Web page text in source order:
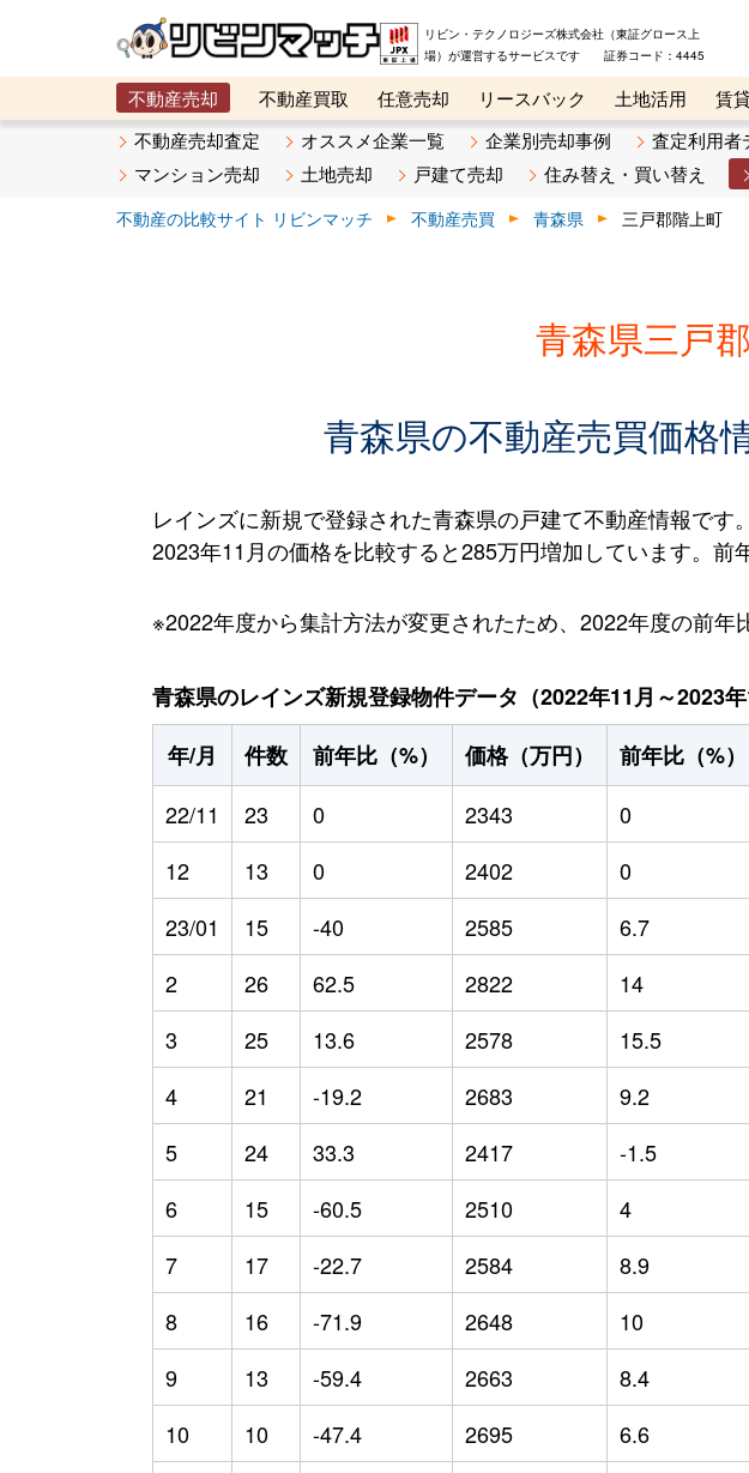
リビン・テクノロジーズ株式会社（東証グロース上
場）が運営するサービスです 証券コード：4445
不動産売却 不動産買取 任意売却 リースバック 土地活用 賃
メタ住宅展示場
ベスト不動産カンパニー オンライン講座 リビンマガ
不動産売却査定 オススメ企業一覧 企業別売却事例 査定利用者
マンション売却
土地売却 戸建て売却 住み替え・買い替え
不動産の比較サイト リビンマッチ 不動産売買 青森県 三戸郡階上町
青森県三戸
青森県の不動産売買価格
レインズに新規で登録された青森県の戸建て不動産情報で
2023年11月の価格を比較すると285万円増加しています。前
※2022年度から集計方法が変更されたため、2022年度の前年
青森県のレインズ新規登録物件データ（2022年11月～2023年
年/月
件数 前年比（%） 価格（万円） 前年比（%）
22/11
23 0 2343 0
12
13 0 2402 0
23/01
15 -40 2585 6.7
2
26 62.5 2822 14
3
25 13.6 2578 15.5
4
21 -19.2 2683 9.2
5
24 33.3 2417 -1.5
6
15 -60.5 2510 4
7
17 -22.7 2584 8.9
8
16 -71.9 2648 10
9
13 -59.4 2663 8.4
10
10 -47.4 2695 6.6